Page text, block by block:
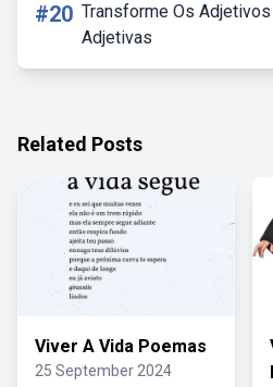
#20 Transforme Os
Adjetivas
Related Posts
Viver A Vida Poemas
25 September 2024